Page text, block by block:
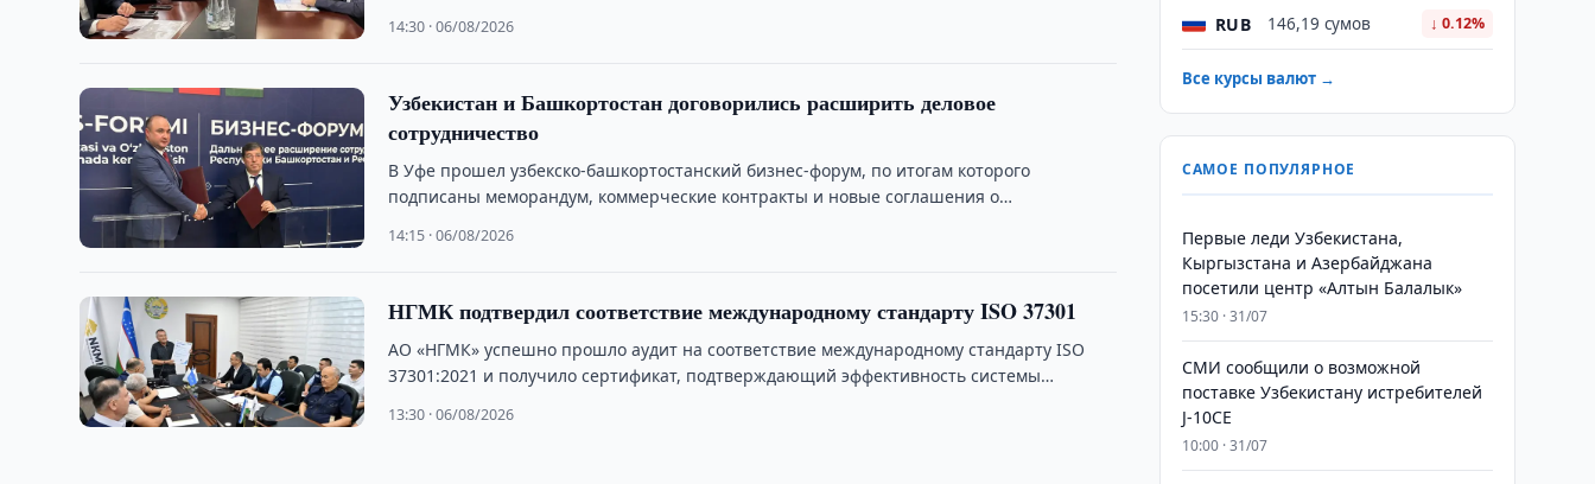
14:30 · 06/08/2026
Узбекистан и Башкортостан договорились расширить деловое
сотрудничество
В Уфе прошел узбекско-башкортостанский бизнес-форум, по итогам которого
подписаны меморандум, коммерческие контракты и новые соглашения о
14:15 · 06/08/2026
НГМК подтвердил соответствие международному стандарту ISO 37301
АО «НГМК» успешно прошло аудит на соответствие международному стандарту ISO
37301:2021 и получило сертификат, подтверждающий эффективность системы
13:30 · 06/08/2026
RUB 146,19 сумов ↓ 0.12%
Все курсы валют →
САМОЕ ПОПУЛЯРНОЕ
Первые леди Узбекистана,
Кыргызстана и Азербайджана
посетили центр «Алтын Балалык»
15:30 · 31/07
СМИ сообщили о возможной
поставке Узбекистану истребителей
J-10CE
10:00 · 31/07